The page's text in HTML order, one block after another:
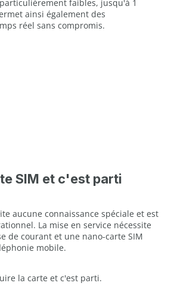
faibles, jusqu'à 1
ainsi également des
réel sans compromis.
SIM et c'est parti
aucune connaissance spéciale et est
La mise en service nécessite
de courant et une nano-carte SIM
mobile.
la carte et c'est parti.